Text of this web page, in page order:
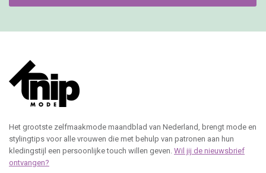
Het grootste zelfmaakmode maandblad van Nederland, brengt mode en
stylingtips voor alle vrouwen die met behulp van patronen aan hun
kledingstijl een persoonlijke touch willen geven. Wil jij de nieuwsbrief
ontvangen?